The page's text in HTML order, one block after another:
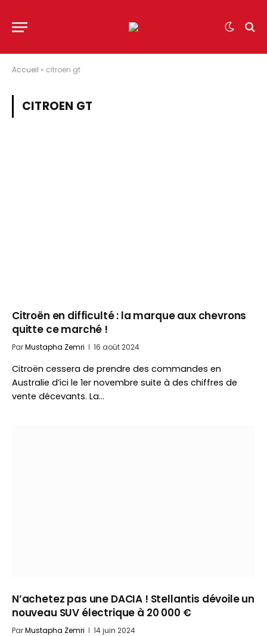
Accueil » citroen gt
CITROEN GT
Citroën en difficulté : la marque aux chevrons
quitte ce marché !
ParMustapha Zemri 16 août 2024
Citroën cessera de prendre des commandes en
Australie d’ici le 1er novembre suite à des chiffres de
vente décevants. La…
N’achetez pas une DACIA ! Stellantis dévoile un
nouveau SUV électrique à 20 000 €
ParMustapha Zemri 14 juin 2024